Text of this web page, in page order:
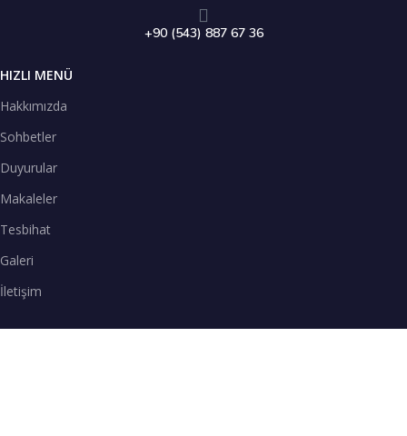
+90 (543) 887 67 36
HIZLI MENÜ
Hakkımızda
Sohbetler
Duyurular
Makaleler
Tesbihat
Galeri
İletişim